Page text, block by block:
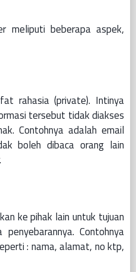
meliputi beberapa aspek,
rahasia (private). Intinya
tersebut tidak diakses
Contohnya adalah email
boleh dibaca orang lain
ke pihak lain untuk tujuan
Contohnya
: nama, alamat, no ktp,